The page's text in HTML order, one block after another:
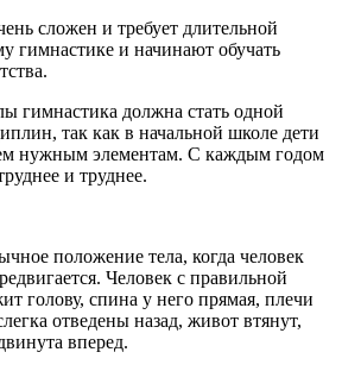
сложен и требует длительной
гимнастике и начинают обучать
гимнастика должна стать одной
так как в начальной школе дети
нужным элементам. С каждым годом
и труднее.
положение тела, когда человек
Человек с правильной
голову, спина у него прямая, плечи
отведены назад, живот втянут,
вперед.